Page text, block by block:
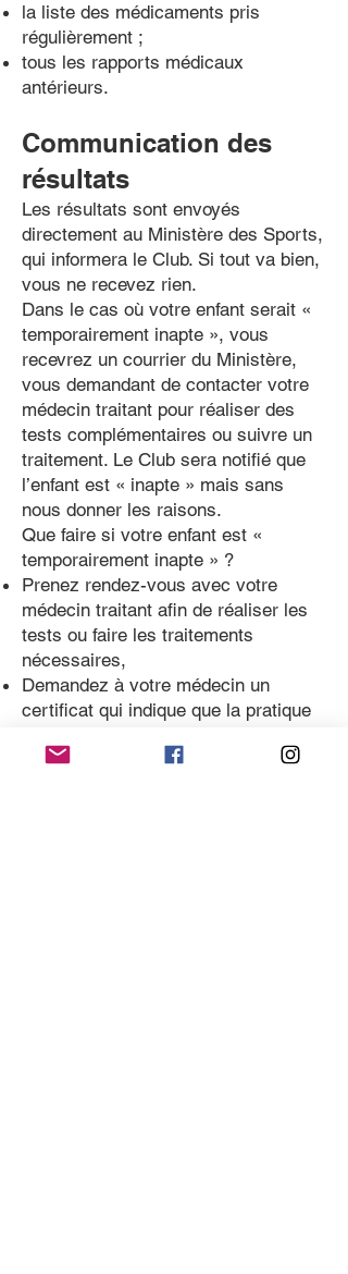
la liste des médicaments pris
régulièrement ;
tous les rapports médicaux
antérieurs.
Communication des
résultats
Les résultats sont envoyés
directement au Ministère des Sports,
qui informera le Club. Si tout va bien,
vous ne recevez rien.
Dans le cas où votre enfant serait «
temporairement inapte », vous
recevrez un courrier du Ministère,
vous demandant de contacter votre
médecin traitant pour réaliser des
tests complémentaires ou suivre un
traitement. Le Club sera notifié que
l’enfant est « inapte » mais sans
nous donner les raisons.
Que faire si votre enfant est «
temporairement inapte » ?
Prenez rendez-vous avec votre
médecin traitant afin de réaliser les
tests ou faire les traitements
nécessaires,
Demandez à votre médecin un
certificat qui indique que la pratique
contre-indiquée pour votre enfant,